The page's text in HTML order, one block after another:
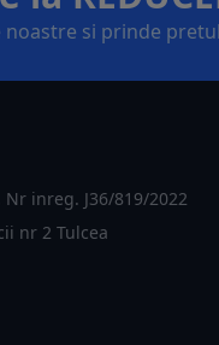
si prinde
Nr inreg. J36/819/2022
nr 2 Tulcea